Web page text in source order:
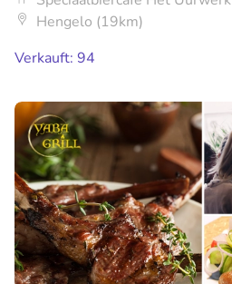
Hengelo (19km)
Verkauft: 94